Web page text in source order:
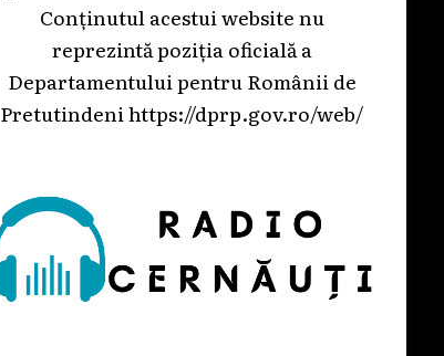
Conținutul acestui website nu
reprezintă poziția oficială a
Departamentului pentru Românii de
Pretutindenihttps://dprp.gov.ro/web/